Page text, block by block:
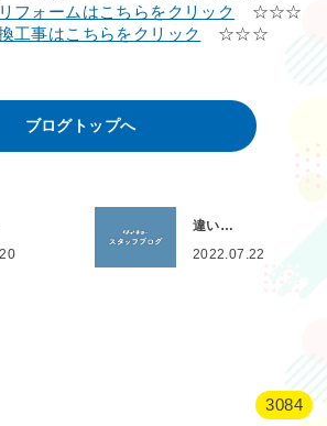
フォームはこちらをクリック
☆☆☆
工事はこちらをクリック ☆☆☆
ブログトップへ
違い…
2022.07.22
3084